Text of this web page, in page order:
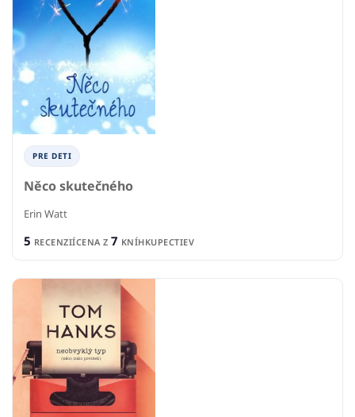
PRE DETI
Něco skutečného
Erin Watt
5 RECENZIÍCENA Z 7 KNÍHKUPECTIEV